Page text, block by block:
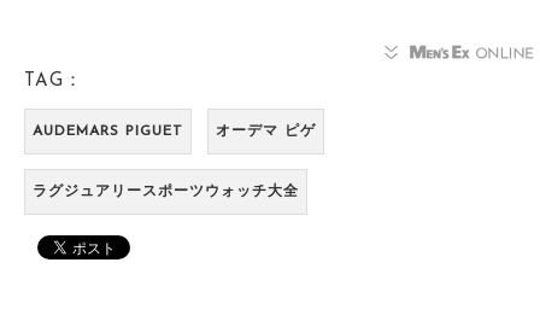
TAG：
AUDEMARS PIGUET オーデマ ピゲ
ラグジュアリースポーツウォッチ大全